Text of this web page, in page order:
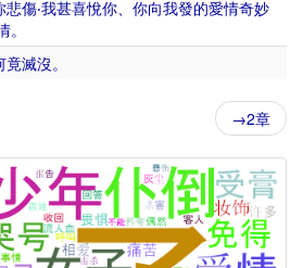
悲傷‧我甚喜悅你、 你向我發的愛情奇妙
。
竟滅沒。
→2章